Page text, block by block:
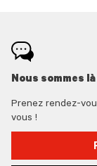
Nous sommes
Prenez rendez-
vous !